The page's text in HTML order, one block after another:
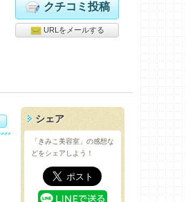
クチコミ投稿
URLをメールする
シェア
「きみこ美容室」の感想な
どをシェアしよう！